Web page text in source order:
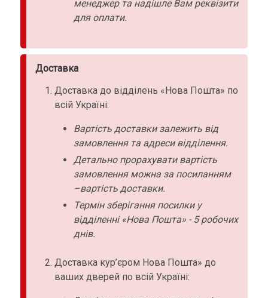
менеджер та надішле Вам реквізити
для оплати.
Доставка
Доставка до відділень «Нова Пошта» по
всій Україні:
Вартість доставки залежить від
замовлення та адреси відділення.
Детально прорахувати вартість
замовлення можна за посиланням
–вартість доставки.
Термін зберігання посилки у
відділенні «Нова Пошта» - 5 робочих
днів.
Доставка кур’єром Нова Пошта» до
ваших дверей по всій Україні: